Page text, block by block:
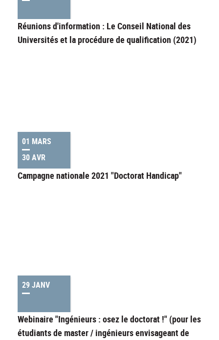
Réunions d'information : Le Conseil National des
Universités et la procédure de qualification (2021)
01 MARS
30 AVR
Campagne nationale 2021 "Doctorat Handicap"
29 JANV
Webinaire "Ingénieurs : osez le doctorat !" (pour les
étudiants de master / ingénieurs envisageant de